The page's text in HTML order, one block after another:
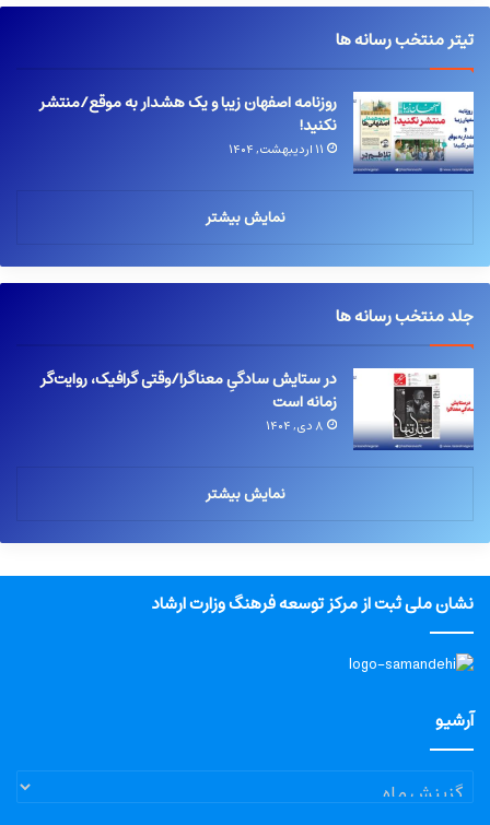
تیتر منتخب رسانه ها
روزنامه اصفهان زیبا و یک هشدار به موقع/منتشر
نکنید!
۱۱ اردیبهشت, ۱۴۰۴
نمایش بیشتر
جلد منتخب رسانه ها
در ستایش سادگیِ معناگرا/وقتی گرافیک، روایت‌گر
زمانه است
۸ دی, ۱۴۰۴
نمایش بیشتر
نشان ملی ثبت از مرکز توسعه فرهنگ وزارت ارشاد
آرشیو
آرشیو